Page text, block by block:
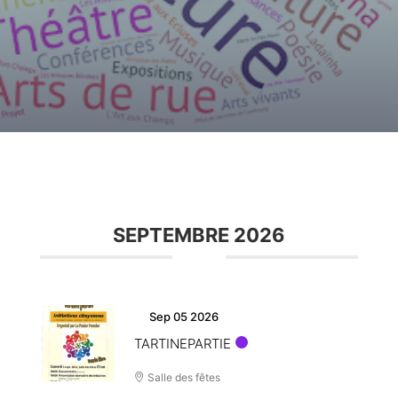
SEPTEMBRE 2026
Sep 05 2026
TARTINEPARTIE
Salle des fêtes